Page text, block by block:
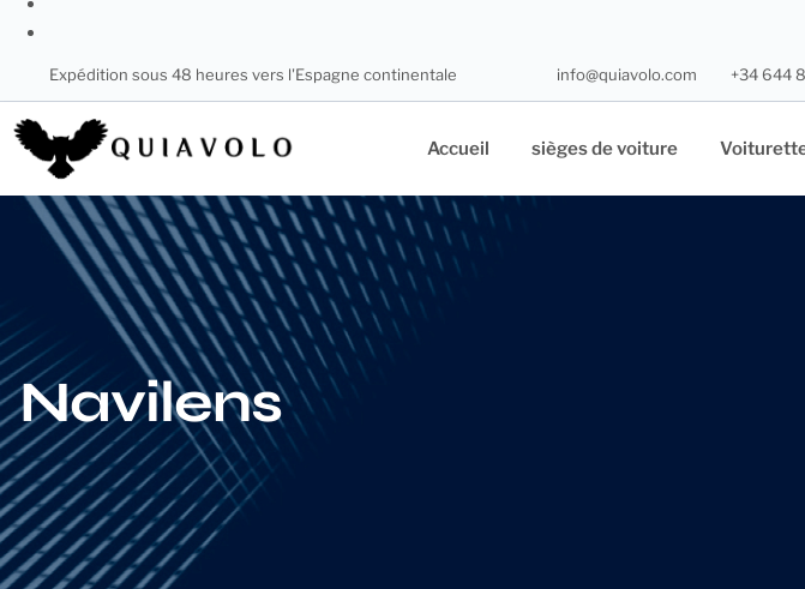
Expédition sous 48 heures vers l'Espagne continentale info@quiavolo.com +34 644
Accueil sièges de voiture
Navilens